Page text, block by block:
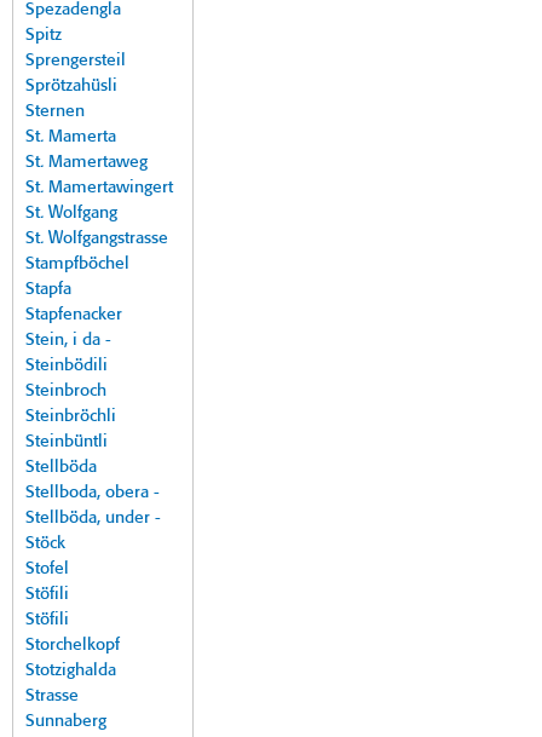
Spezadengla
Spitz
Sprengersteil
Sprötzahüsli
Sternen
St. Mamerta
St. Mamertaweg
St. Mamertawingert
St. Wolfgang
St. Wolfgangstrasse
Stampfböchel
Stapfa
Stapfenacker
Stein, i da -
Steinbödili
Steinbroch
Steinbröchli
Steinbüntli
Stellböda
Stellboda, obera -
Stellböda, under -
Stöck
Stofel
Stöfili
Stöfili
Storchelkopf
Stotzighalda
Strasse
Sunnaberg